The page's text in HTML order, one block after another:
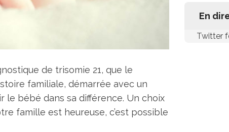
de trisomie 21, que le
familiale, démarrée avec un
le bébé dans sa différence. Un choix
famille est heureuse, c’est possible
En
Twitter